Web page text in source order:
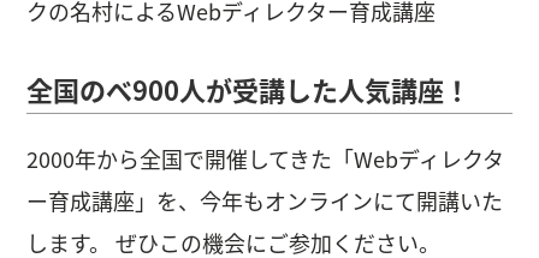
全国のべ900人が受講した人気講座！
2000年から全国で開催してきた「Webディレクタ
ー育成講座」を、今年もオンラインにて開講いた
します。 ぜひこの機会にご参加ください。